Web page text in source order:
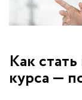
Как
курса —